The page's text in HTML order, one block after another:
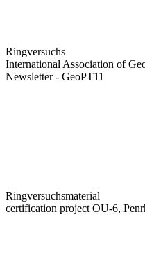
Ringversuchs
International Association of
Newsletter - GeoPT11
Ringversuchsmaterial
certification project OU-6,